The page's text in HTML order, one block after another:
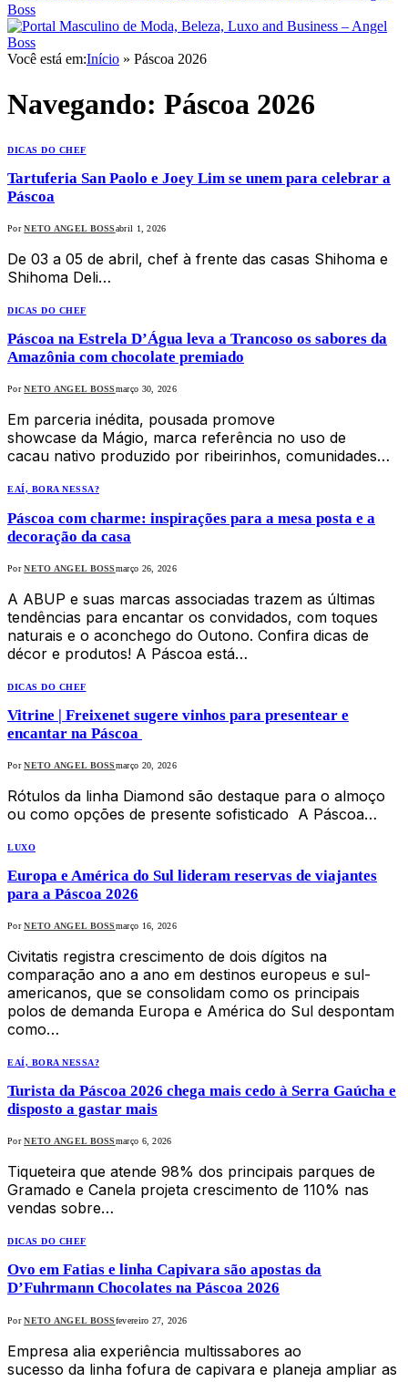
Você está em:Início » Páscoa 2026
Navegando: Páscoa 2026
DICAS DO CHEF
Tartuferia San Paolo e Joey Lim se unem para celebrar a
Páscoa
Por NETO ANGEL BOSSabril 1, 2026
De 03 a 05 de abril, chef à frente das casas Shihoma e
Shihoma Deli…
DICAS DO CHEF
Páscoa na Estrela D’Água leva a Trancoso os sabores da
Amazônia com chocolate premiado
Por NETO ANGEL BOSSmarço 30, 2026
Em parceria inédita, pousada promove
showcase da Mágio, marca referência no uso de
cacau nativo produzido por ribeirinhos, comunidades…
EAÍ, BORA NESSA?
Páscoa com charme: inspirações para a mesa posta e a
decoração da casa
Por NETO ANGEL BOSSmarço 26, 2026
A ABUP e suas marcas associadas trazem as últimas
tendências para encantar os convidados, com toques
naturais e o aconchego do Outono. Confira dicas de
décor e produtos! A Páscoa está…
DICAS DO CHEF
Vitrine | Freixenet sugere vinhos para presentear e
encantar na Páscoa
Por NETO ANGEL BOSSmarço 20, 2026
Rótulos da linha Diamond são destaque para o almoço
ou como opções de presente sofisticado A Páscoa…
LUXO
Europa e América do Sul lideram reservas de viajantes
para a Páscoa 2026
Por NETO ANGEL BOSSmarço 16, 2026
Civitatis registra crescimento de dois dígitos na
comparação ano a ano em destinos europeus e sul-
americanos, que se consolidam como os principais
polos de demanda Europa e América do Sul despontam
como…
EAÍ, BORA NESSA?
Turista da Páscoa 2026 chega mais cedo à Serra Gaúcha e
disposto a gastar mais
Por NETO ANGEL BOSSmarço 6, 2026
Tiqueteira que atende 98% dos principais parques de
Gramado e Canela projeta crescimento de 110% nas
vendas sobre…
DICAS DO CHEF
Ovo em Fatias e linha Capivara são apostas da
D’Fuhrmann Chocolates na Páscoa 2026
Por NETO ANGEL BOSSfevereiro 27, 2026
Empresa alia experiência multissabores ao
sucesso da linha fofura de capivara e planeja ampliar as